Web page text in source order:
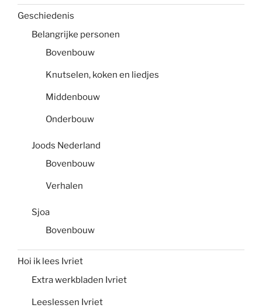
Geschiedenis
Belangrijke personen
Bovenbouw
Knutselen, koken en liedjes
Middenbouw
Onderbouw
Joods Nederland
Bovenbouw
Verhalen
Sjoa
Bovenbouw
Hoi ik lees Ivriet
Extra werkbladen Ivriet
Leeslessen Ivriet